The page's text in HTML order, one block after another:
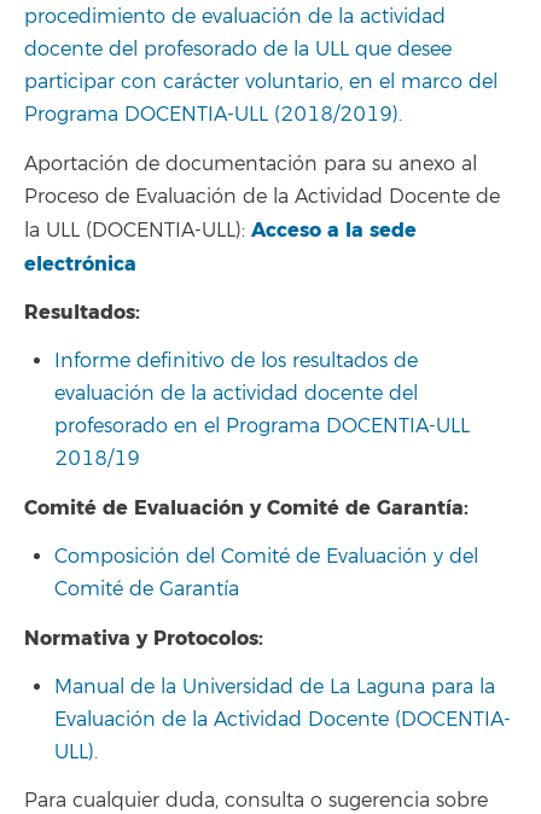
procedimiento de evaluación de la actividad
docente del profesorado de la ULL que desee
participar con carácter voluntario, en el marco del
Programa DOCENTIA-ULL (2018/2019).
Aportación de documentación para su anexo al
Proceso de Evaluación de la Actividad Docente de
la ULL (DOCENTIA-ULL): Acceso a la sede
electrónica
Resultados:
Informe definitivo de los resultados de
evaluación de la actividad docente del
profesorado en el Programa DOCENTIA-ULL
2018/19
Comité de Evaluación y Comité de Garantía:
Composición del Comité de Evaluación y del
Comité de Garantía
Normativa y Protocolos:
Manual de la Universidad de La Laguna para la
Evaluación de la Actividad Docente (DOCENTIA-
ULL).
Para cualquier duda, consulta o sugerencia sobre